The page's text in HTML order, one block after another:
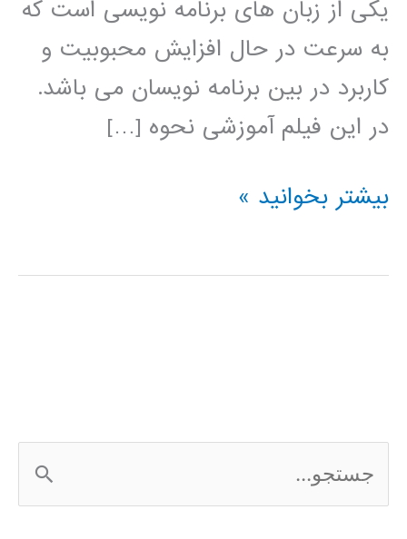
یکی از زبان های برنامه نویسی است که
به سرعت در حال افزایش محبوبیت و
کاربرد در بین برنامه نویسان می باشد.
در این فیلم آموزشی نحوه […]
شناسایی
در
بیشتر بخوانید »
س